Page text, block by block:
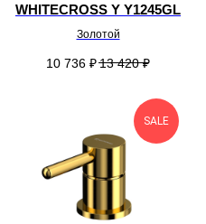
WHITECROSS Y Y1245GL
Золотой
10 736 ₽13 420 ₽
SALE